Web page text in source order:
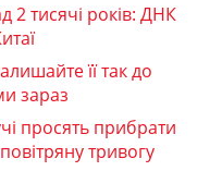
2 тисячі років: ДНК
її так до
зараз
просять прибрати
тривогу